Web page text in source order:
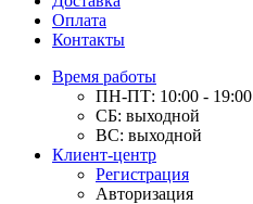
Оплата
Контакты
Время работы
ПН-ПТ: 10:00 - 19:00
СБ: выходной
ВС: выходной
Клиент-центр
Регистрация
Авторизация